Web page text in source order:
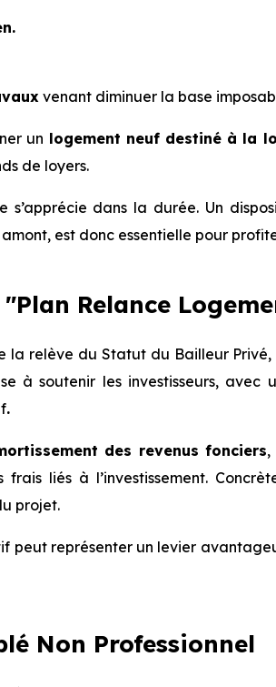
venant diminuer la base
un logement neuf destiné à la
d⁠⁠⁠⁠e loyers.
dans la durée. Un
est donc essentielle pour
Relance
la relève du Statut du Bailleur Privé,
à soutenir les investisseurs, avec
.
des revenus fonciers,
liés à l’investissement.
projet.
peut représenter un levier
Non Professionnel